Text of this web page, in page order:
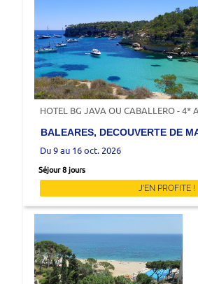
HOTEL BG JAVA OU CABALLERO - 4*
BALEARES, DECOUVERTE DE
Du 9 au 16 oct. 2026
Séjour 8 jours
J'EN PROFITE !